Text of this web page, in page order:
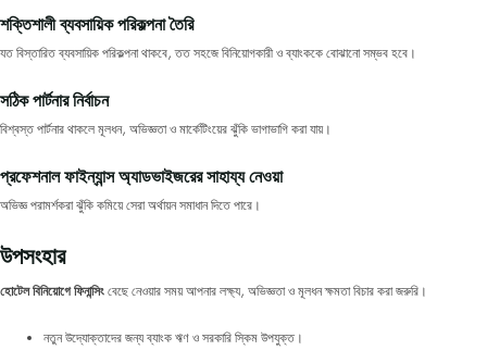
শক্তিশালী ব্যবসায়িক পরিকল্পনা তৈরি
যত বিস্তারিত ব্যবসায়িক পরিকল্পনা থাকবে, তত সহজে বিনিয়োগকারী ও ব্যাংককে বোঝানো সম্ভব হবে।
সঠিক পার্টনার নির্বাচন
বিশ্বস্ত পার্টনার থাকলে মূলধন, অভিজ্ঞতা ও মার্কেটিংয়ের ঝুঁকি ভাগাভাগি করা যায়।
প্রফেশনাল ফাইন্যান্স অ্যাডভাইজরের সাহায্য নেওয়া
অভিজ্ঞ পরামর্শকরা ঝুঁকি কমিয়ে সেরা অর্থায়ন সমাধান দিতে পারে।
উপসংহার
হোটেল বিনিয়োগে ফিনান্সিংবেছে নেওয়ার সময় আপনার লক্ষ্য, অভিজ্ঞতা ও মূলধন ক্ষমতা বিচার করা জরুরি।
নতুন উদ্যোক্তাদের জন্য ব্যাংক ঋণ ও সরকারি স্কিম উপযুক্ত।